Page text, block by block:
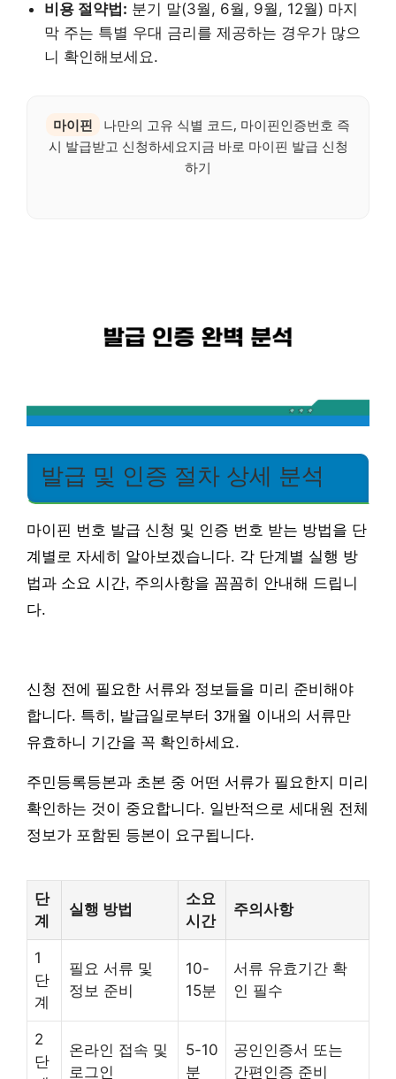
비용 절약법: 분기 말(3월, 6월, 9월, 12월) 마지
막 주는 특별 우대 금리를 제공하는 경우가 많으
니 확인해보세요.
마이핀
나만의 고유 식별 코드, 마이핀인증번호 즉
시 발급받고 신청하세요지금 바로 마이핀 발급 신청
하기
발급 및 인증 절차 상세 분석
마이핀 번호 발급 신청 및 인증 번호 받는 방법을 단
계별로 자세히 알아보겠습니다. 각 단계별 실행 방
법과 소요 시간, 주의사항을 꼼꼼히 안내해 드립니
다.
신청 전에 필요한 서류와 정보들을 미리 준비해야
합니다. 특히, 발급일로부터 3개월 이내의 서류만
유효하니 기간을 꼭 확인하세요.
주민등록등본과 초본 중 어떤 서류가 필요한지 미리
확인하는 것이 중요합니다. 일반적으로 세대원 전체
정보가 포함된 등본이 요구됩니다.
단
계
실행 방법
소요
시간
주의사항
1
단
계
필요 서류 및
정보 준비
10-
15분
서류 유효기간 확
인 필수
2
단
온라인 접속 및
로그인
5-10
분
공인인증서 또는
간편인증 준비